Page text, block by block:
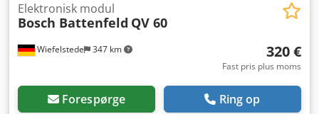
Wiefelstede 347 km
Elektronisk modul
Bosch Battenfeld QV 60
320 €
Fast pris plus moms
Forespørge Ring op